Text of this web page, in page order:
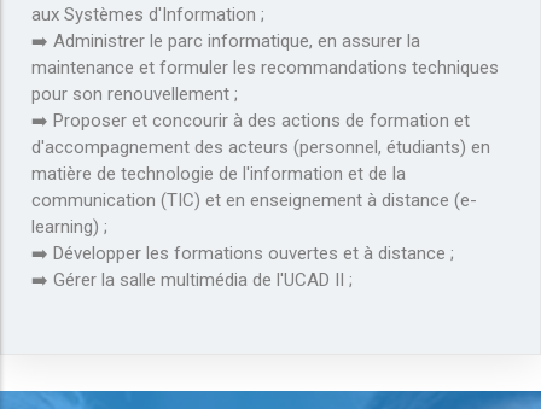
aux Systèmes d'Information ;
➡️ Administrer le parc informatique, en assurer la
maintenance et formuler les recommandations techniques
pour son renouvellement ;
➡️ Proposer et concourir à des actions de formation et
d'accompagnement des acteurs (personnel, étudiants) en
matière de technologie de l'information et de la
communication (TIC) et en enseignement à distance (e-
learning) ;
➡️ Développer les formations ouvertes et à distance ;
➡️ Gérer la salle multimédia de l'UCAD II ;